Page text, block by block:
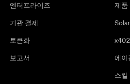
엔터프라이즈
기관 결제
토큰화
보고서
제품
x402
에이
스킬